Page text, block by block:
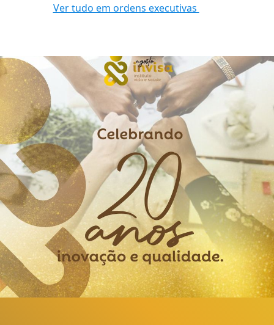
Ver tudo em ordens executivas